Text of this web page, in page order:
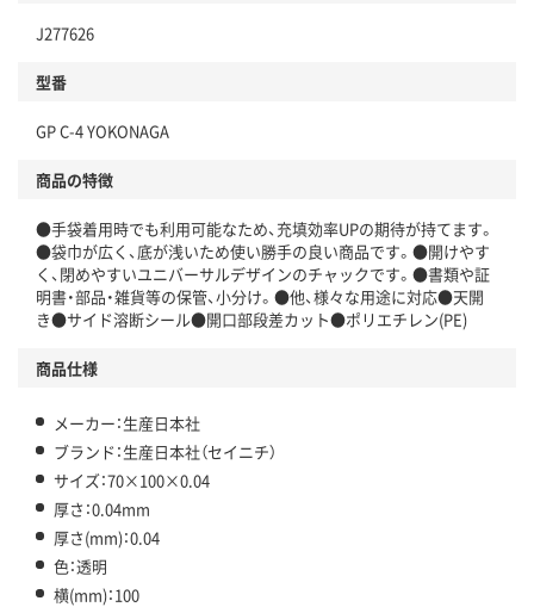
J277626
型番
GP C-4 YOKONAGA
商品の特徴
●手袋着用時でも利用可能なため、充填効率UPの期待が持てます。
●袋巾が広く、底が浅いため使い勝手の良い商品です。●開けやす
く、閉めやすいユニバーサルデザインのチャックです。●書類や証
明書・部品・雑貨等の保管、小分け。●他、様々な用途に対応●天開
き●サイド溶断シール●開口部段差カット●ポリエチレン(PE)
商品仕様
メーカー：生産日本社
ブランド：生産日本社（セイニチ）
サイズ：70×100×0.04
厚さ：0.04mm
厚さ(mm)：0.04
色：透明
横(mm)：100